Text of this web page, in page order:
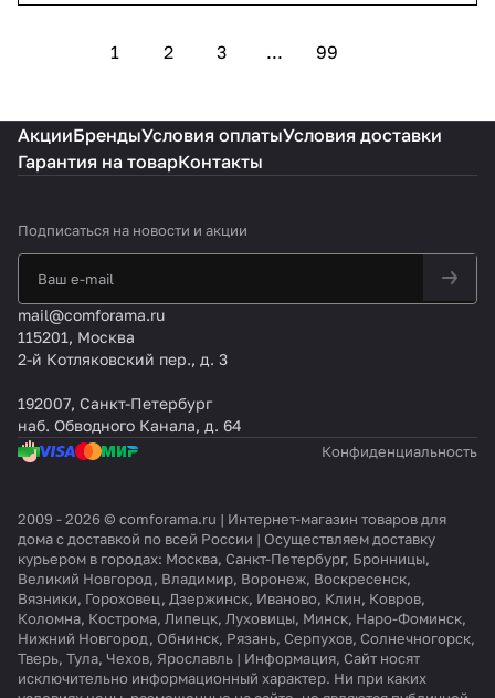
1 2 3 ... 99
АкцииБрендыУсловия оплатыУсловия доставки
Гарантия на товарКонтакты
Подписаться на новости и акции
mail@comforama.ru
115201, Москва
2-й Котляковский пер., д. 3
192007, Санкт-Петербург
наб. Обводного Канала, д. 64
Конфиденциальность
2009 - 2026 © comforama.ru | Интернет-магазин товаров для
дома с доставкой по всей России | Осуществляем доставку
курьером в городах: Москва, Санкт-Петербург, Бронницы,
Великий Новгород, Владимир, Воронеж, Воскресенск,
Вязники, Гороховец, Дзержинск, Иваново, Клин, Ковров,
Коломна, Кострома, Липецк, Луховицы, Минск, Наро-Фоминск,
Нижний Новгород, Обнинск, Рязань, Серпухов, Солнечногорск,
Тверь, Тула, Чехов, Ярославль | Информация, Сайт носят
исключительно информационный характер. Ни при каких